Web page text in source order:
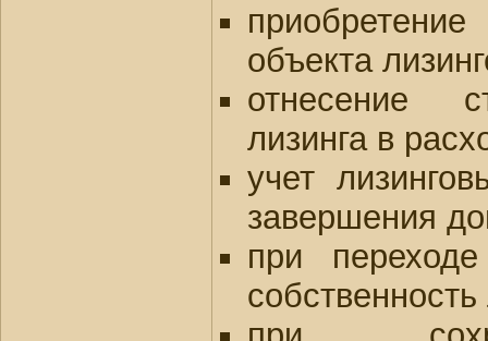
объекта
отнесение
лизинга в
учет
завершения
при